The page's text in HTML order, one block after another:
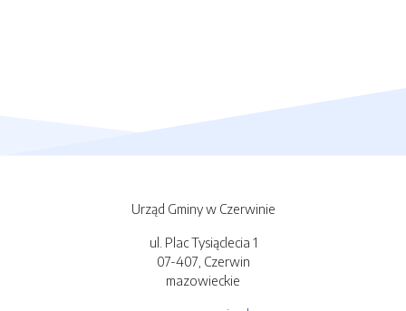
Urząd Gminy w Czerwinie
ul. Plac Tysiąclecia 1
07-407, Czerwin
mazowieckie